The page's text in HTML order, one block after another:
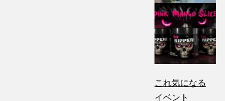
これ気になる
イベント